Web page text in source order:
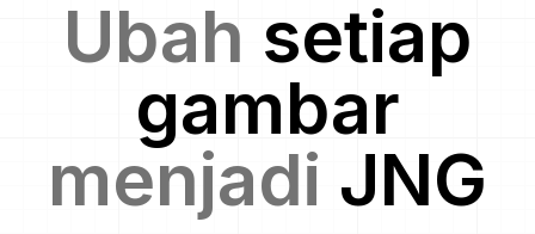
Ubah setiap
gambar
menjadi JNG